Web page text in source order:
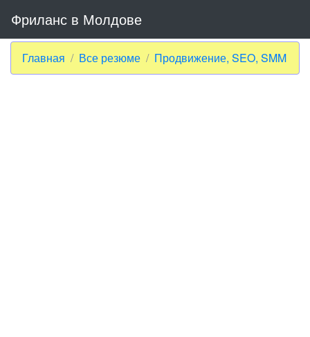
Фриланс в Молдове
Главная Все резюме Продвижение, SEO, SMM